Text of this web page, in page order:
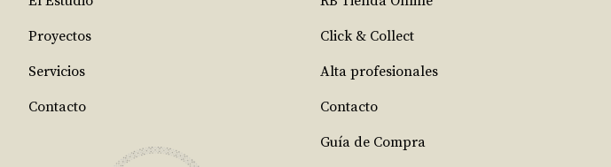
Proyectos
Servicios
Contacto
Click & Collect
Alta profesionales
Contacto
Guía de Compra